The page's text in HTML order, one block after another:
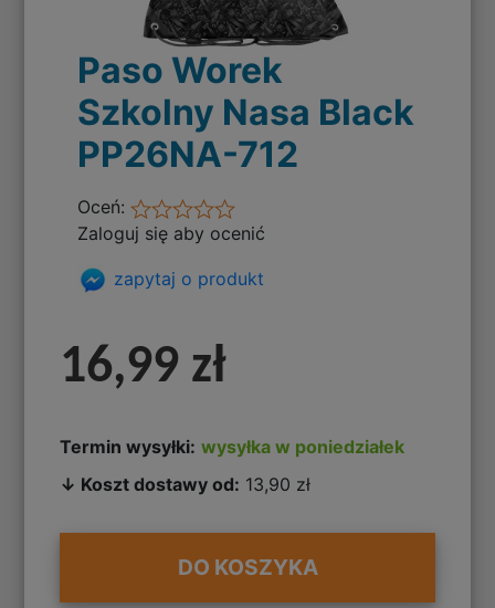
Paso Worek
Szkolny Nasa Black
PP26NA-712
Oceń:
Zaloguj się aby ocenić
zapytaj o produkt
16,99 zł
Termin wysyłki: wysyłka w poniedziałek
↓ Koszt dostawy od: 13,90 zł
DO KOSZYKA